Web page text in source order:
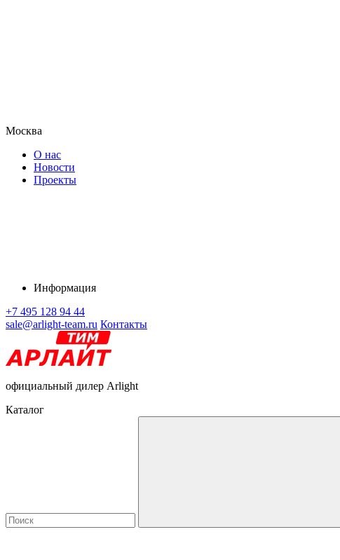
Москва
О нас
Новости
Проекты
Информация
+7 495 128 94 44
sale@arlight-team.ru Контакты
официальный дилер Arlight
Каталог